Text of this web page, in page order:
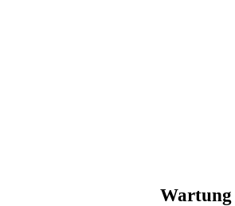
Wartung